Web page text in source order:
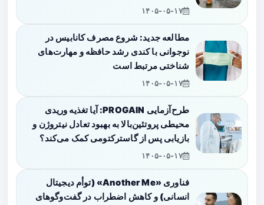
۱۴۰۵-۰۵-۱۷
مطالعه جدید: شروع مصرف کانابیس در
نوجوانی با کندی رشد حافظه و مهارت‌های
شناختی مرتبط است
۱۴۰۵-۰۵-۱۷
طرح‌آزمایی PROGAIN: آیا تغذیه وریدی
محیطی پروتئین‌بالا به بهبود تعادل نیتروژن و
بازیابی پس از گاسترکتومی کمک می‌کند؟
۱۴۰۵-۰۵-۱۷
فناوری «Another Me» (توأم دیجیتال
انسانی) و کاهش اضطراب در گفت‌وگوهای